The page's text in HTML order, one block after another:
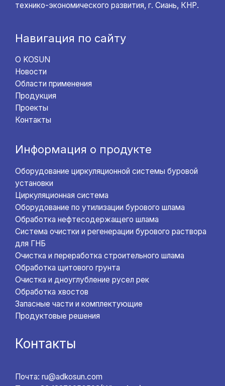
технико-экономического развития, г. Сиань, КНР.
Навигация по сайту
О KOSUN
Новости
Области применения
Продукция
Проекты
Контакты
Информация о продукте
Оборудование циркуляционной системы буровой
установки
Циркуляционная система
Оборудование по утилизации бурового шлама
Обработка нефтесодержащего шлама
Система очистки и регенерации бурового раствора
для ГНБ
Очистка и переработка строительного шлама
Обработка щитового грунта
Очистка и дноуглубление русел рек
Обработка хвостов
Запасные части и комплектующие
Продуктовые решения
Контакты
Почта: ru@adkosun.com